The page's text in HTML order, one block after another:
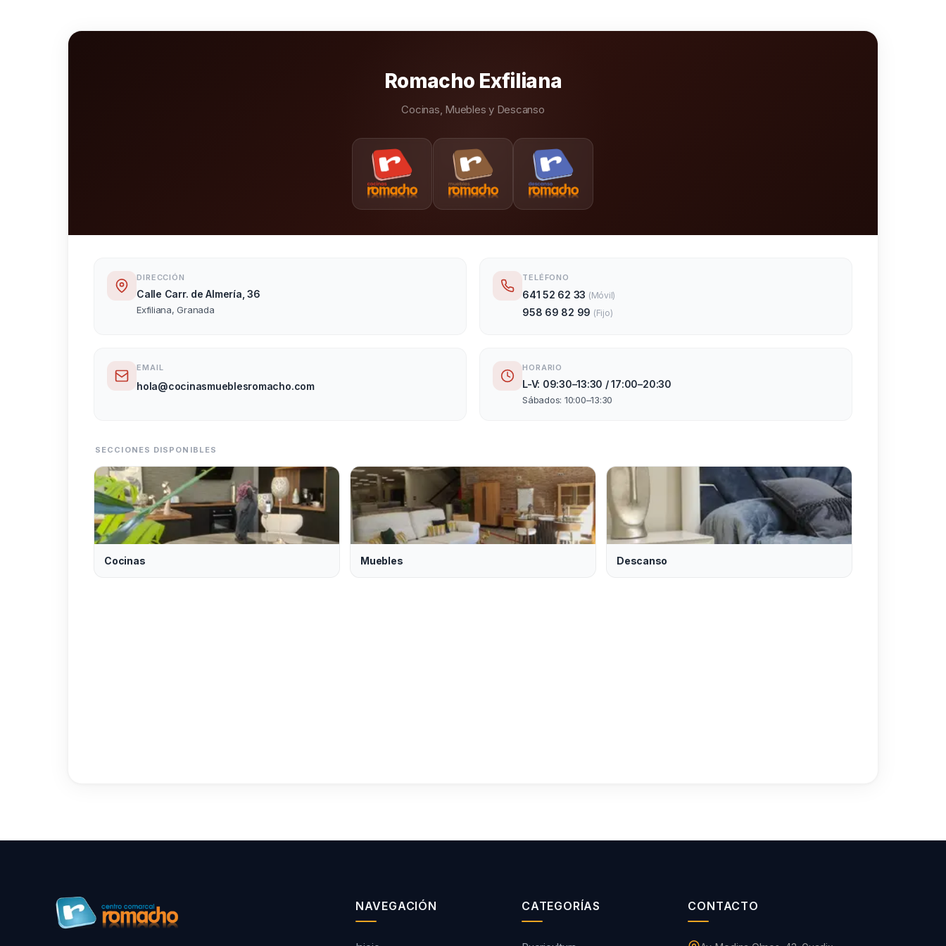
Romacho Exfiliana
Cocinas, Muebles y Descanso
DIRECCIÓN
Calle Carr. de Almería, 36
Exfiliana, Granada
TELÉFONO
641 52 62 33 (Móvil)
958 69 82 99 (Fijo)
EMAIL
hola@cocinasmueblesromacho.com
HORARIO
L-V: 09:30–13:30 / 17:00–20:30
Sábados: 10:00–13:30
SECCIONES DISPONIBLES
Cocinas Muebles Descanso
NAVEGACIÓN CATEGORÍAS CONTACTO